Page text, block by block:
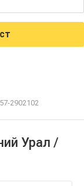
2902102
Урал /